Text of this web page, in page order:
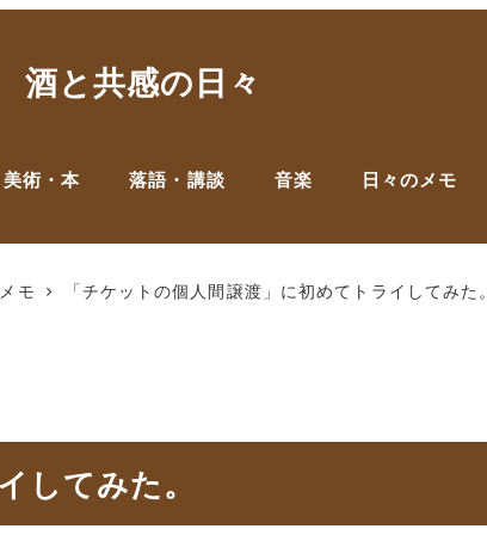
酒と共感の日々
美術・本 落語・講談 音楽 日々のメモ
モ 「チケットの個人間譲渡」に初めてトライしてみた。
してみた。